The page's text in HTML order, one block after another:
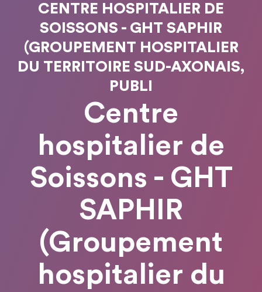
CENTRE HOSPITALIER DE
SOISSONS - GHT SAPHIR
(GROUPEMENT HOSPITALIER
DU TERRITOIRE SUD-AXONAIS,
PUBLI
Centre
hospitalier de
Soissons - GHT
SAPHIR
(Groupement
hospitalier du